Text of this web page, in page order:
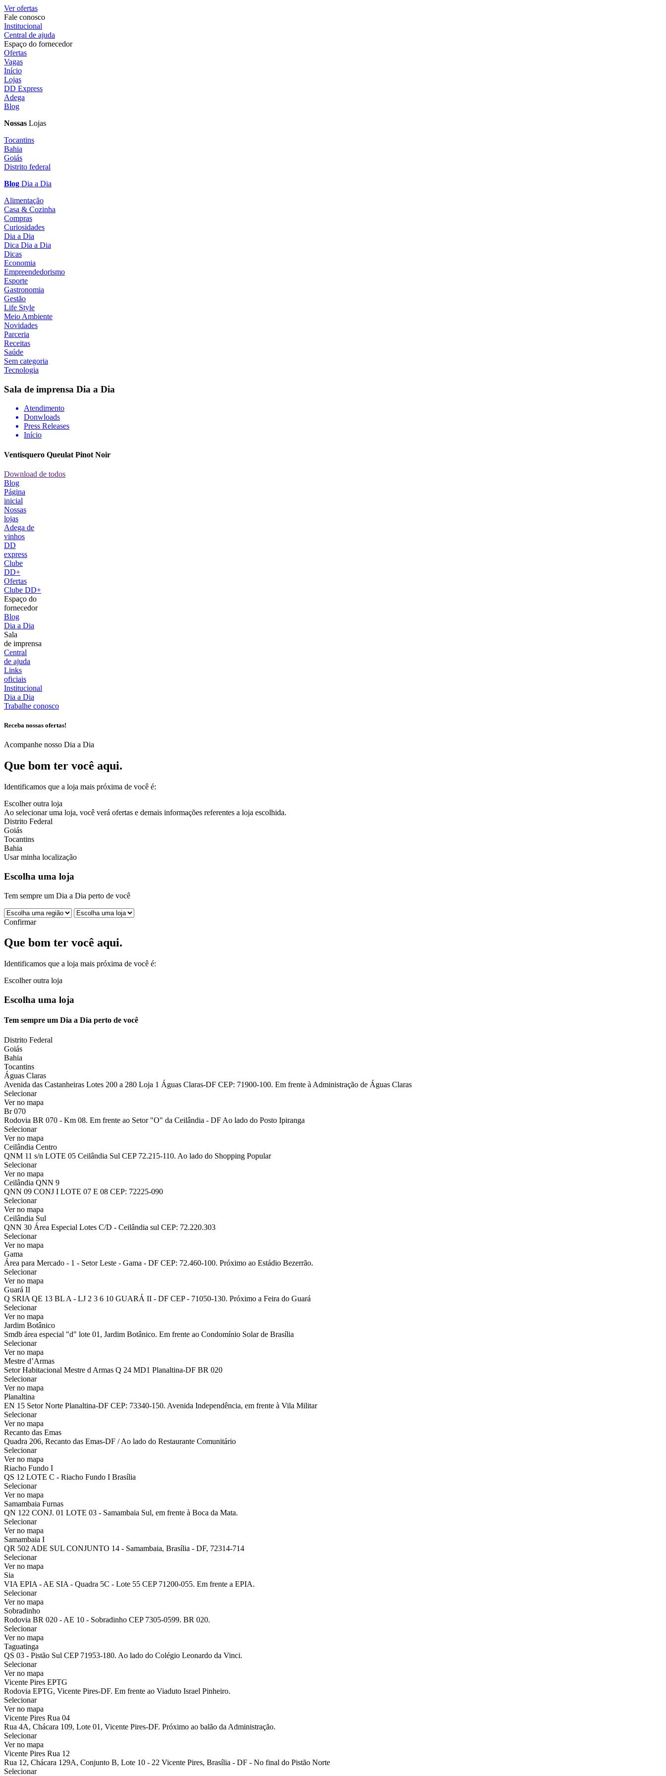
Ver ofertas
Fale conosco
Institucional
Central de ajuda
Espaço do fornecedor
Ofertas
Vagas
Início
Lojas
DD Express
Adega
Blog
Nossas Lojas
Tocantins
Bahia
Goiás
Distrito federal
Blog Dia a Dia
Alimentação
Casa & Cozinha
Compras
Curiosidades
Dia a Dia
Dica Dia a Dia
Dicas
Economia
Empreendedorismo
Esporte
Gastronomia
Gestão
Life Style
Meio Ambiente
Novidades
Parceria
Receitas
Saúde
Sem categoria
Tecnologia
Sala de imprensa Dia a Dia
Atendimento
Donwloads
Press Releases
Início
Ventisquero Queulat Pinot Noir
Download de todos
Blog
Página
inicial
Nossas
lojas
Adega de
vinhos
DD
express
Clube
DD+
Ofertas
Clube DD+
Espaço do
fornecedor
Blog
Dia a Dia
Sala
de imprensa
Central
de ajuda
Links
oficiais
Institucional
Dia a Dia
Trabalhe conosco
Receba nossas ofertas!
Acompanhe nosso Dia a Dia
Que bom ter você aqui.
Identificamos que a loja mais próxima de você é:
Escolher outra loja
Ao selecionar uma loja, você verá ofertas e demais informações referentes a loja escolhida.
Distrito Federal
Goiás
Tocantins
Bahia
Usar minha localização
Escolha uma loja
Tem sempre um Dia a Dia perto de você
Confirmar
Que bom ter você aqui.
Identificamos que a loja mais próxima de você é:
Escolher outra loja
Escolha uma loja
Tem sempre um Dia a Dia perto de você
Distrito Federal
Goiás
Bahia
Tocantins
Águas Claras
Avenida das Castanheiras Lotes 200 a 280 Loja 1 Águas Claras-DF CEP: 71900-100. Em frente à Administração de Águas Claras
Selecionar
Ver no mapa
Br 070
Rodovia BR 070 - Km 08. Em frente ao Setor "O" da Ceilândia - DF Ao lado do Posto Ipiranga
Selecionar
Ver no mapa
Ceilândia Centro
QNM 11 s/n LOTE 05 Ceilândia Sul CEP 72.215-110. Ao lado do Shopping Popular
Selecionar
Ver no mapa
Ceilândia QNN 9
QNN 09 CONJ I LOTE 07 E 08 CEP: 72225-090
Selecionar
Ver no mapa
Ceilândia Sul
QNN 30 Área Especial Lotes C/D - Ceilândia sul CEP: 72.220.303
Selecionar
Ver no mapa
Gama
Área para Mercado - 1 - Setor Leste - Gama - DF CEP: 72.460-100. Próximo ao Estádio Bezerrão.
Selecionar
Ver no mapa
Guará II
Q SRIA QE 13 BL A - LJ 2 3 6 10 GUARÁ II - DF CEP - 71050-130. Próximo a Feira do Guará
Selecionar
Ver no mapa
Jardim Botânico
Smdb área especial "d" lote 01, Jardim Botânico. Em frente ao Condomínio Solar de Brasília
Selecionar
Ver no mapa
Mestre d’Armas
Setor Habitacional Mestre d Armas Q 24 MD1 Planaltina-DF BR 020
Selecionar
Ver no mapa
Planaltina
EN 15 Setor Norte Planaltina-DF CEP: 73340-150. Avenida Independência, em frente à Vila Militar
Selecionar
Ver no mapa
Recanto das Emas
Quadra 206, Recanto das Emas-DF / Ao lado do Restaurante Comunitário
Selecionar
Ver no mapa
Riacho Fundo I
QS 12 LOTE C - Riacho Fundo I Brasília
Selecionar
Ver no mapa
Samambaia Furnas
QN 122 CONJ. 01 LOTE 03 - Samambaia Sul, em frente à Boca da Mata.
Selecionar
Ver no mapa
Samambaia I
QR 502 ADE SUL CONJUNTO 14 - Samambaia, Brasília - DF, 72314-714
Selecionar
Ver no mapa
Sia
VIA EPIA - AE SIA - Quadra 5C - Lote 55 CEP 71200-055. Em frente a EPIA.
Selecionar
Ver no mapa
Sobradinho
Rodovia BR 020 - AE 10 - Sobradinho CEP 7305-0599. BR 020.
Selecionar
Ver no mapa
Taguatinga
QS 03 - Pistão Sul CEP 71953-180. Ao lado do Colégio Leonardo da Vinci.
Selecionar
Ver no mapa
Vicente Pires EPTG
Rodovia EPTG, Vicente Pires-DF. Em frente ao Viaduto Israel Pinheiro.
Selecionar
Ver no mapa
Vicente Pires Rua 04
Rua 4A, Chácara 109, Lote 01, Vicente Pires-DF. Próximo ao balão da Administração.
Selecionar
Ver no mapa
Vicente Pires Rua 12
Rua 12, Chácara 129A, Conjunto B, Lote 10 - 22 Vicente Pires, Brasília - DF - No final do Pistão Norte
Selecionar